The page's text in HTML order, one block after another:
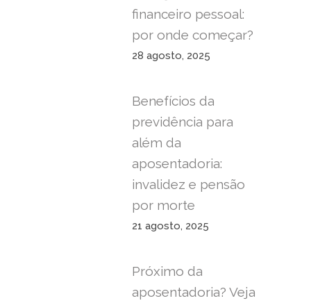
financeiro pessoal:
por onde começar?
28 agosto, 2025
Benefícios da
previdência para
além da
aposentadoria:
invalidez e pensão
por morte
21 agosto, 2025
Próximo da
aposentadoria? Veja